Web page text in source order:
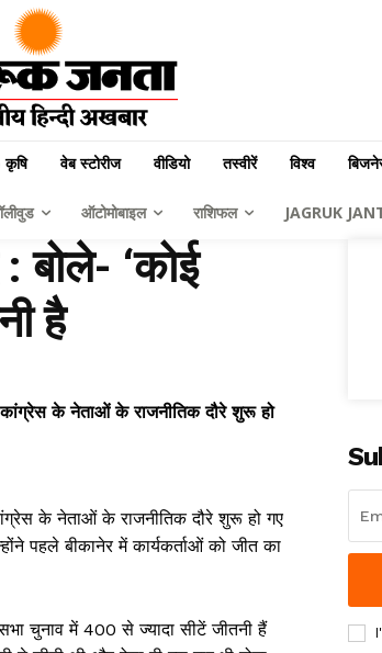
वेब स्टोरीज वीडियो तस्वीरें विश्व
ऑटोमोबाइल राशिफल JAGRUK
बोले- ‘कोई
है
के नेताओं के राजनीतिक दौरे शुरू हो
के नेताओं के राजनीतिक दौरे शुरू हो गए
पहले बीकानेर में कार्यकर्ताओं को जीत का
चुनाव में 400 से ज्यादा सीटें जीतनी हैं